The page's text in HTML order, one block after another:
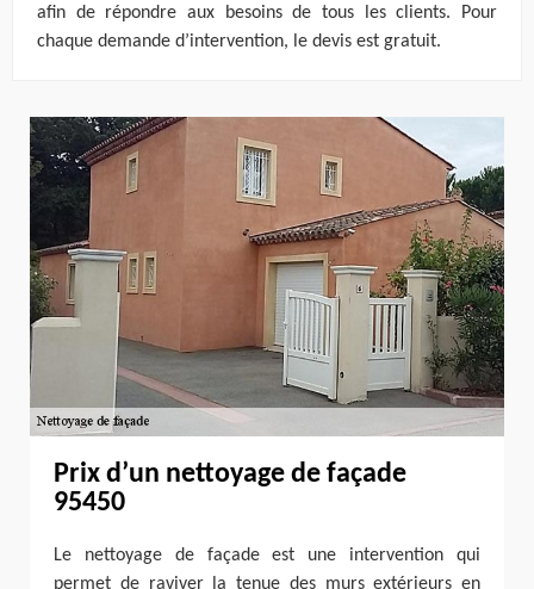
afin de répondre aux besoins de tous les clients. Pour
chaque demande d’intervention, le devis est gratuit.
Prix d’un nettoyage de façade
95450
Le nettoyage de façade est une intervention qui
permet de raviver la tenue des murs extérieurs en